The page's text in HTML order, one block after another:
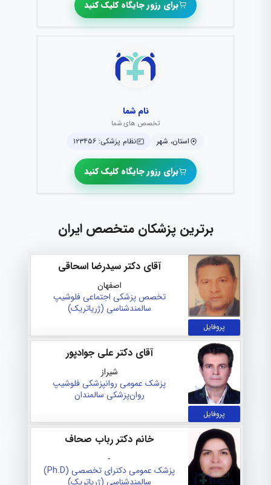
برای رزور جایگاه کلیک کنید
نام شما
تخصص های شما
استان، شهر نظام پزشکی: ۱۲۳۴۵۶
برای رزور جایگاه کلیک کنید
برترین پزشکان متخصص ایران
پروفایل
آقای دکتر سیدرضا اسحاقی
اصفهان
تخصص پزشکی اجتماعیفلوشیپ
سالمندشناسی (ژریاتریک)
پروفایل
آقای دکتر علی جوادپور
شیراز
پزشک عمومی روانپزشکیفلوشیپ
روان‌پزشکی سالمندان
خانم دکتر رباب صحاف
-
پزشک عمومی
دکترای تخصصی (Ph.D)
سالمندشناسی (ژریاتریک)